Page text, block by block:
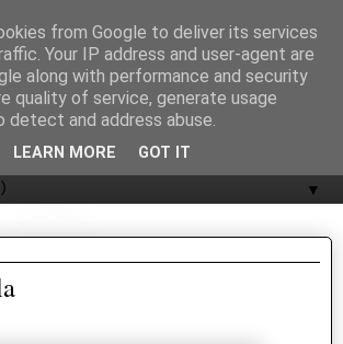
▼
from Google to deliver its services
Your IP address and user-agent are
along with performance and security
quality of service, generate usage
and address abuse.
LEARN MORE GOT IT